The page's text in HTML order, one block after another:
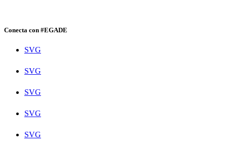
Conecta con #EGADE
SVG
SVG
SVG
SVG
SVG